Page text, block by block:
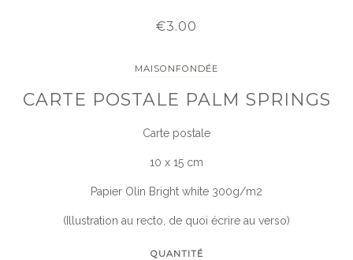
€3.00
MAISONFONDÉE
CARTE POSTALE PALM SPRINGS
Carte postale
10 x 15 cm
Papier Olin Bright white 300g/m2
(Illustration au recto, de quoi écrire au verso)
QUANTITÉ